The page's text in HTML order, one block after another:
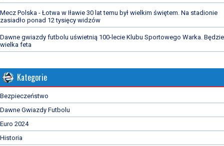
Mecz Polska - Łotwa w Iławie 30 lat temu był wielkim świętem. Na stadionie
zasiadło ponad 12 tysięcy widzów
Dawne gwiazdy futbolu uświetnią 100-lecie Klubu Sportowego Warka. Będzie
wielka feta
Kategorie
Bezpieczeństwo
Dawne Gwiazdy Futbolu
Euro 2024
Historia